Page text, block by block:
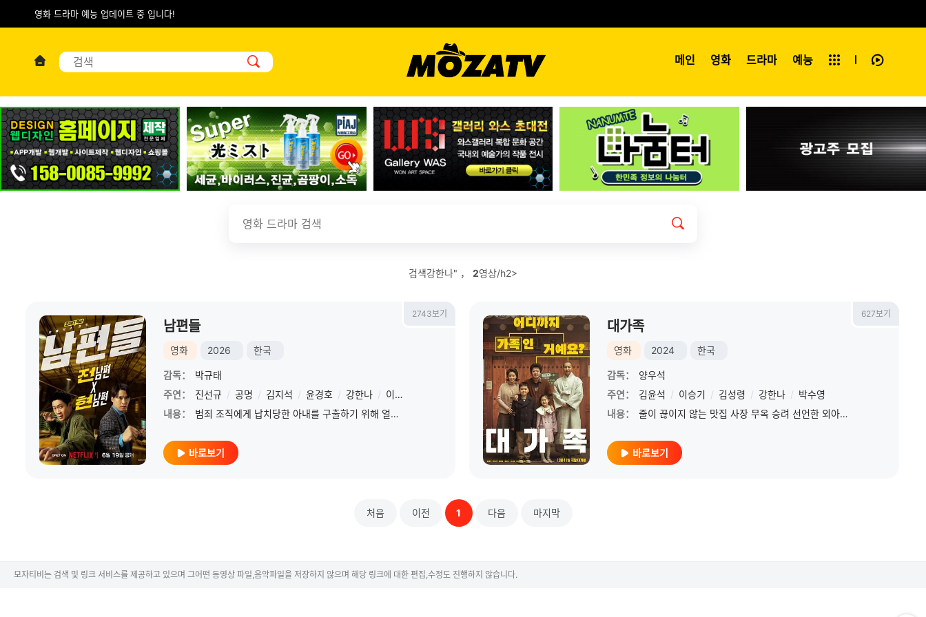
영화 드라마 예능 업데이트 중 입니다!
메인 영화 드라마 예능
전체보기
검색강한나" ， 2영상/h2>
2743보기
남편들
영화 2026 한국
감독：
박규태
주연：
진선규 / 공명 / 김지석 / 윤경호 / 강한나 / 이다희
내용：
범죄 조직에게 납치당한 아내를 구출하기 위해 얼떨결에 힘을 합친 전남편 ‘충식’과 현남편 ‘민석’의 예측불허 작전을 그린 코믹 액션 영화
바로보기
627보기
대가족
영화 2024 한국
감독：
양우석
주연：
김윤석 / 이승기 / 김성령 / 강한나 / 박수영
내용：
줄이 끊이지 않는 맛집 사장 무옥 승려 선언한 외아들 문석 때문에 대가 끊기다? 마지막 함씨 가문! 세울 것인가, 무너질 것인가! 자수성가 맛집의 근본, SNS 없던 시절부터 줄
바로보기
처음 이전 1 다음 마지막
모자티비는 검색 및 링크 서비스를 제공하고 있으며 그어떤 동영상 파일,음악파일을 저장하지 않으며 해당 링크에 대한 편집,수정도 진행하지 않습니다.